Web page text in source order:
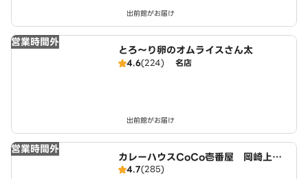
出前館がお届け
営業時間外
とろ～り卵のオムライスさん太
4.6(224) 名店
出前館がお届け
営業時間外
カレーハウスCoCo壱番屋 岡崎上地
店（SD）
4.7(285)